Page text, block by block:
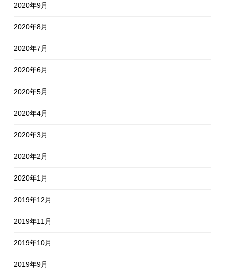
2020年9月
2020年8月
2020年7月
2020年6月
2020年5月
2020年4月
2020年3月
2020年2月
2020年1月
2019年12月
2019年11月
2019年10月
2019年9月